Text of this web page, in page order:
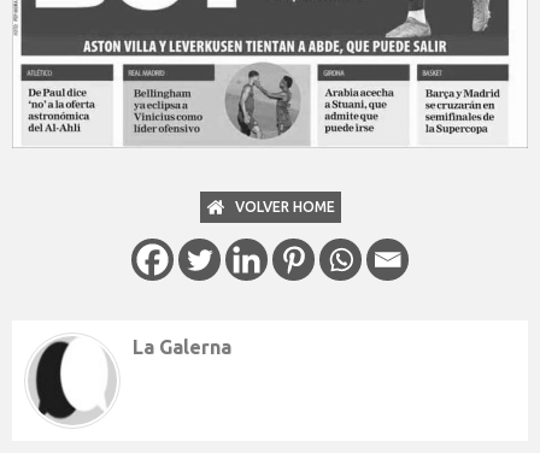
VOLVER HOME
La Galerna